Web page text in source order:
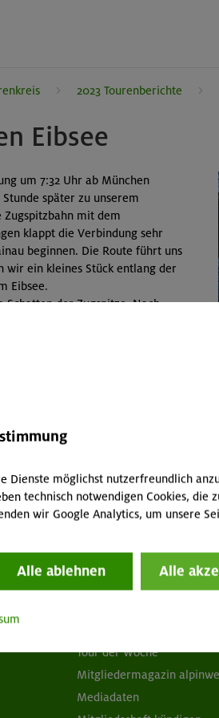
2023 Tourenberichte
Eibsee
um 7:32 Uhr ab München
später zu unserem
Zugspitzbahn mit dem
klappt die Verbindung sehr
beginnen. Die Route führt uns
wir ein kleines Stück entlang der
Eibsee.
Schatten der Zugspitze. Nach
See entgegen dem
gewanderten Sonne ein und
des Eibsees entscheiden wir
Aufstieg zu nehmen und
Garmisch am Bahnhof an.
Services
Tour der Woche
Mitgliedermagazin
Mediadaten
Dienste möglichst nutzerfreundlich
technisch notwendigen Cookies, die
wir Google Analytics, um unsere
Alle ablehnen Alle